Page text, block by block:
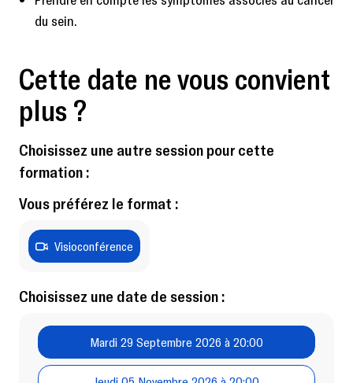
Cette date ne vous convient
plus ?
Choisissez une autre session pour cette
formation :
Vous préférez le format :
Visioconférence
Choisissez une date de session :
Mardi 29 Septembre 2026 à 20:00
du sein.